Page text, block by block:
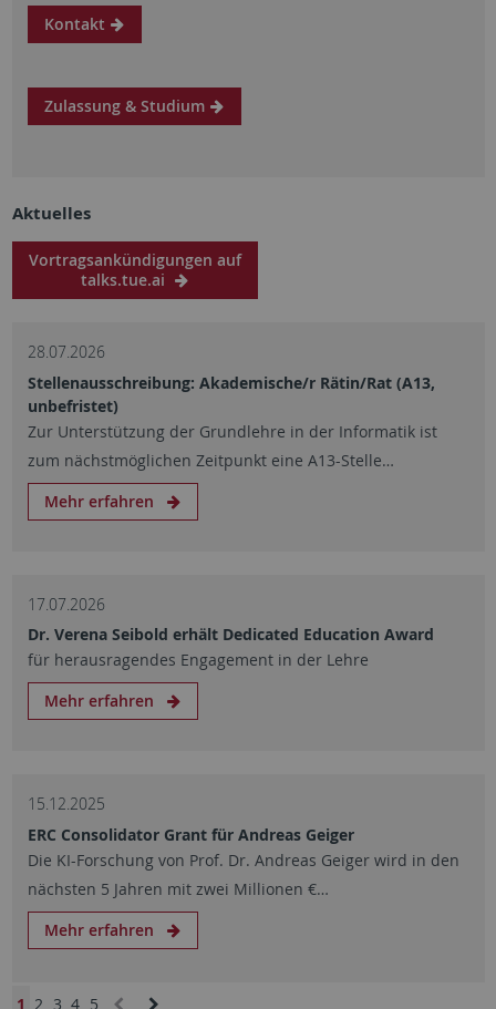
Kontakt
Zulassung & Studium
Aktuelles
Vortragsankündigungen auf
talks.tue.ai
28.07.2026
Stellenausschreibung: Akademische/r Rätin/Rat (A13,
unbefristet)
Zur Unterstützung der Grundlehre in der Informatik ist
zum nächstmöglichen Zeitpunkt eine A13-Stelle…
Mehr erfahren
17.07.2026
Dr. Verena Seibold erhält Dedicated Education Award
für herausragendes Engagement in der Lehre
Mehr erfahren
15.12.2025
ERC Consolidator Grant für Andreas Geiger
Die KI-Forschung von Prof. Dr. Andreas Geiger wird in den
nächsten 5 Jahren mit zwei Millionen €…
Mehr erfahren
1 2 3 4 5